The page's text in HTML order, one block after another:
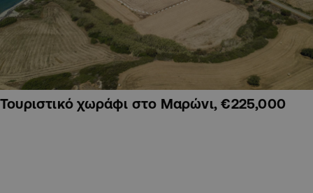
Τουριστικό χωράφι στο Μαρώνι, €225,000